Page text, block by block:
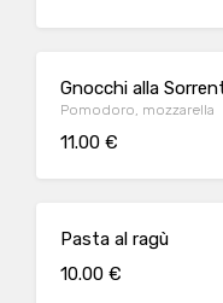
Gnocchi alla
Pomodoro, mozzarella
11.00 €
Pasta al ragù
10.00 €